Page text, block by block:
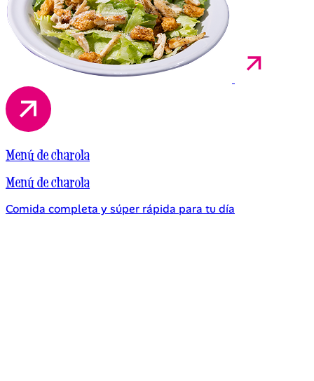
Menú de charola
Menú de charola
Comida completa y súper rápida para tu día